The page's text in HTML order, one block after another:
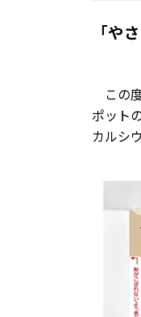
「や
この
ポット
カルシ